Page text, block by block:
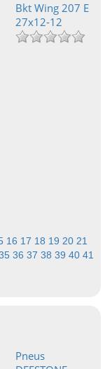
Bkt Wing 207 E
27x12-12
16 17 18 19 20 21
36 37 38 39 40 41
Pneus